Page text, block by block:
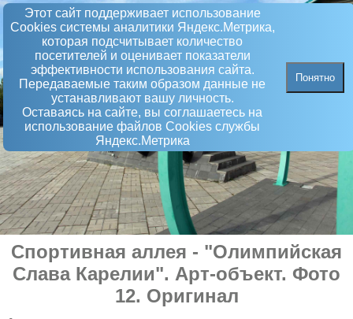
Этот сайт поддерживает использование
Сookies системы аналитики Яндекс.Метрика,
которая подсчитывает количество
посетителей и оценивает показатели
эффективности использования сайта.
Передаваемые таким образом данные не
устанавливают вашу личность.
Оставаясь на сайте, вы соглашаетесь на
использование файлов Сookies службы
Яндекс.Метрика
Понятно
Спортивная аллея - "Олимпийская
Слава Карелии". Арт-объект. Фото
12. Оригинал